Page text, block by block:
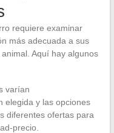
requiere examinar
más adecuada a sus
Aquí hay algunos
varían
elegida y las opciones
diferentes ofertas para
precio.